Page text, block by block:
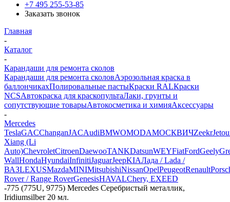
+7 495 255-53-85
Заказать звонок
Главная
-
Каталог
-
Карандаши для ремонта сколов
Карандаши для ремонта сколовАэрозольная краска в
баллончикахПолировальные пастыКраски RALКраски
NCSАвтокраска для краскопультаЛаки, грунты и
сопутствующие товарыАвтокосметика и химияАксессуары
-
Mercedes
TeslaGACChanganJACAudiBMWOMODAМОСКВИЧZeekr
Xiang (Li
Auto)ChevroletCitroenDaewooTANKDatsunWEYFiatFordGeely
WallHondaHyundaiInfinitiJaguarJeepKIAЛада / Lada /
ВАЗLEXUSMazdaMINIMitsubishiNissanOpelPeugeotRenault
Rover / Range RoverGenesisHAVALChery, EXEED
-775 (775U, 9775) Mercedes Серебристый металлик,
Iridiumsilber 20 мл.